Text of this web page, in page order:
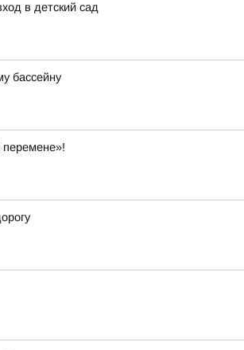
в детский сад
бассейну
перемене»!